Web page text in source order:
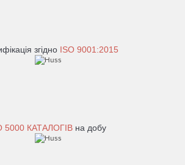
згідно ISO 9001:2015
5000 КАТАЛОГІВ на добу